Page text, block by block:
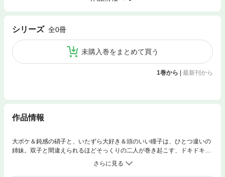
シリーズ 全0冊
未購入巻をまとめて買う
1巻から 最新刊から
作品情報
大ボケ＆鈍感の硝子と、いたずら大好き＆頭のいい瞳子は、ひとつ違いの
姉妹。双子と間違えられるほどそっくりの二人が巻き起こす、ドキドキラ
ブコメディ!! 幼なじみとの７年ぶりの再会に二人は――!？